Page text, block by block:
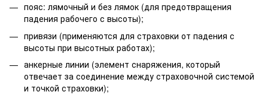
пояс: лямочный и без лямок (для предотвращения
падения рабочего с высоты);
привязи (применяются для страховки от падения с
высоты при высотных работах);
анкерные линии (элемент снаряжения, который
отвечает за соединение между страховочной системой
и точкой страховки);